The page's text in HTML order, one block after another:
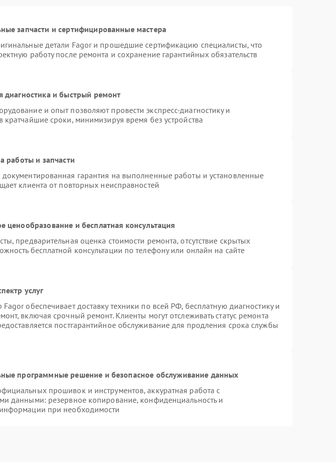
запчасти и сертифицированные мастера
детали Fagor и прошедшие сертификацию специалисты, что
работу после ремонта и сохранение гарантийных обязательств
диагностика и быстрый ремонт
и опыт позволяют провести экспресс-диагностику и
кратчайшие сроки, минимизируя время без устройства
работы и запчасти
документированная гарантия на выполненные работы и установленные
клиента от повторных неисправностей
ценообразование и бесплатная консультация
предварительная оценка стоимости ремонта, отсутствие скрытых
бесплатной консультации по телефону или онлайн на сайте
услуг
обеспечивает доставку техники по всей РФ, бесплатную диагностику и
включая срочный ремонт. Клиенты могут отслеживать статус ремонта
постгарантийное обслуживание для продления срока службы
программные решение и безопасное обслуживание данных
прошивок и инструментов, аккуратная работа с
данными: резервное копирование, конфиденциальность и
при необходимости